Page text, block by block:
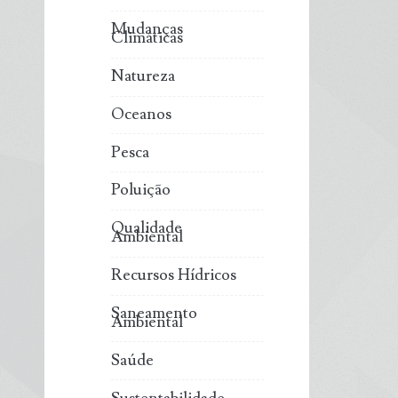
Mudanças
Climáticas
Natureza
Oceanos
Pesca
Poluição
Qualidade
Ambiental
Recursos Hídricos
Saneamento
Ambiental
Saúde